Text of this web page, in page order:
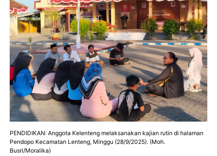
PENDIDIKAN: Anggota Kelenteng melaksanakan kajian rutin di halaman
Pendopo Kecamatan Lenteng, Minggu (28/9/2025). (Moh.
Busri/Moralika)